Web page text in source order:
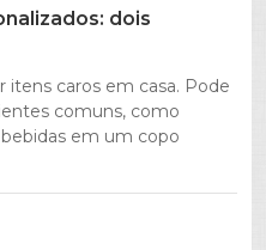
dois
itens caros em casa. Pode
comuns, como
bebidas em um copo